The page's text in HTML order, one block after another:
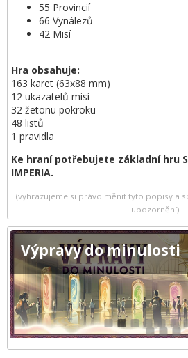
55 Provincií
66 Vynálezů
42 Misí
Hra obsahuje:
163 karet (63x88 mm)
12 ukazatelů misí
32 žetonu pokroku
48 listů
1 pravidla
Ke hraní potřebujete základní hru
IMPERIA.
(vyhrazujeme si právo měnit tyto popisy a
upozornění)
Výpravy do minulosti